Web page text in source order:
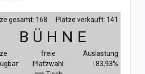
gesamt: 168 Plätze verkauft: 141
B Ü H N E
freie
Platzwahl
Auslastung
: 83,93%